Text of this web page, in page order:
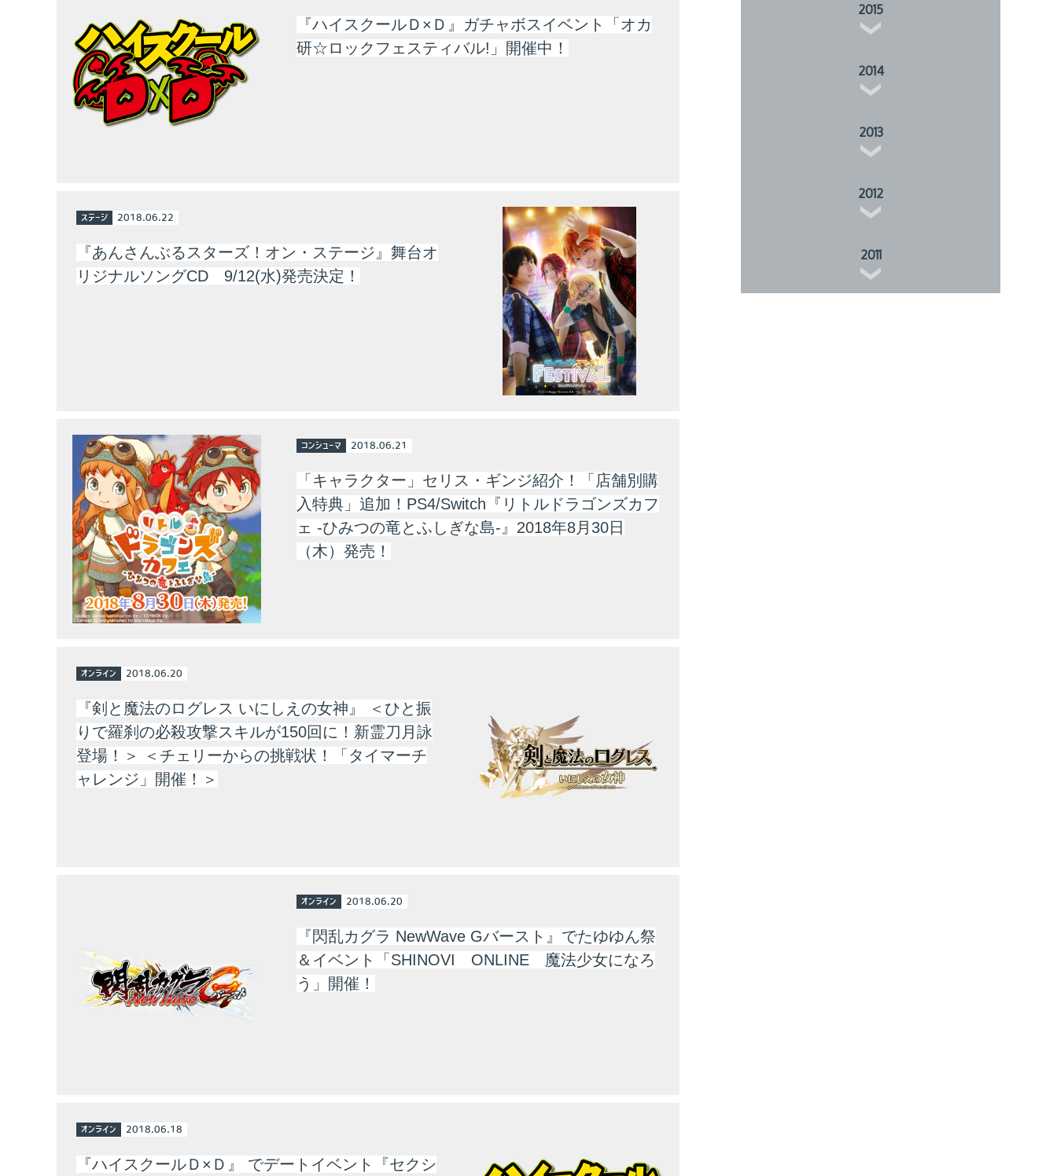
『ハイスクールＤ×Ｄ』ガチャボスイベント「オカ
研☆ロックフェスティバル!」開催中！
ステージ 2018.06.22
『あんさんぶるスターズ！オン・ステージ』舞台オ
リジナルソングCD 9/12(水)発売決定！
コンシューマ 2018.06.21
「キャラクター」セリス・ギンジ紹介！「店舗別購
入特典」追加！PS4/Switch『リトルドラゴンズカフ
ェ -ひみつの竜とふしぎな島-』2018年8月30日
（木）発売！
オンライン 2018.06.20
『剣と魔法のログレス いにしえの女神』 ＜ひと振
りで羅刹の必殺攻撃スキルが150回に！新霊刀月詠
登場！＞ ＜チェリーからの挑戦状！「タイマーチ
ャレンジ」開催！＞
オンライン 2018.06.20
『閃乱カグラ NewWave Gバースト』でたゆゆん祭
＆イベント「SH​INOVI ONLINE 魔法少女になろ
う」開催！
オンライン 2018.06.18
『ハイスクールＤ×Ｄ』 でデートイベント『セクシ
2015
2014
2013
2012
2011